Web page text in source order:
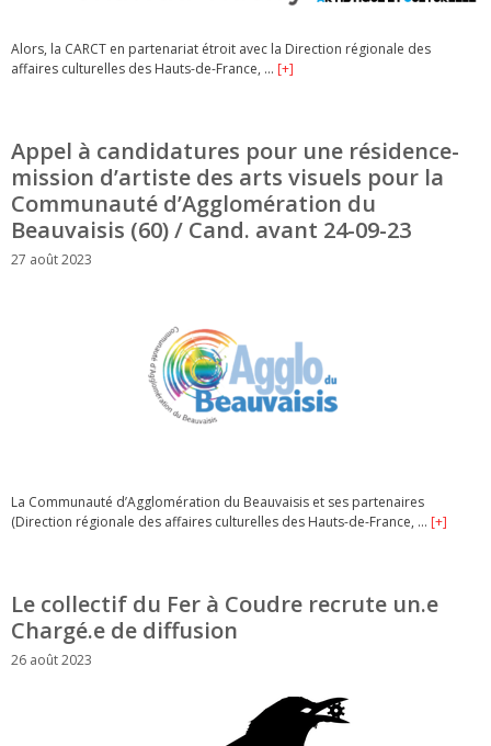
Alors, la CARCT en partenariat étroit avec la Direction régionale des
affaires culturelles des Hauts-de-France, … [+]
Appel à candidatures pour une résidence-
mission d’artiste des arts visuels pour la
Communauté d’Agglomération du
Beauvaisis (60) / Cand. avant 24-09-23
27 août 2023
La Communauté d’Agglomération du Beauvaisis et ses partenaires
(Direction régionale des affaires culturelles des Hauts-de-France, … [+]
Le collectif du Fer à Coudre recrute un.e
Chargé.e de diffusion
26 août 2023